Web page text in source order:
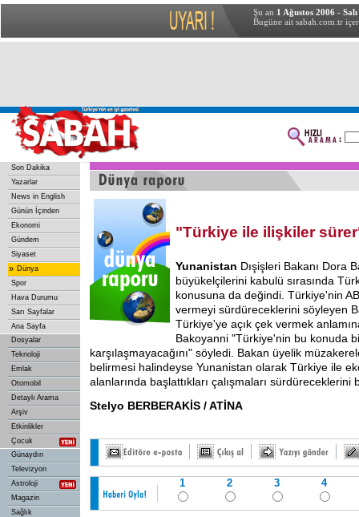
Şu an 1 Ağustos 2006 - Salı
Bugüne ait sabah.com.tr
Son Dakika
Yazarlar
News in English
Günün İçinden
Ekonomi
Gündem
Siyaset
» Dünya
Spor
Hava Durumu
Sarı Sayfalar
Ana Sayfa
Dosyalar
Teknoloji
Emlak
Otomobil
Detaylı Arama
Arşiv
Etkinlikler
Çocuk
Günaydın
Televizyon
Astroloji
Magazin
Sağlık
"Türkiye ile ilişkiler
Yunanistan Dışişleri Bakanı Dora
büyükelçilerini kabulü sırasında
konusuna da değindi. Türkiye'nin
vermeyi sürdüreceklerini söyleyen
Türkiye'ye açık çek vermek
Bakoyanni "Türkiye'nin bu konuda
karşılaşmayacağını" söyledi. Bakan üyelik
belirmesi halindeyse Yunanistan olarak Türkiye ile
alanlarında başlattıkları çalışmaları sürdüreceklerini
Stelyo BERBERAKİS / ATİNA
1 2 3 4